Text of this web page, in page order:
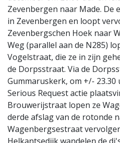
Zevenbergen naar Made.
in Zevenbergen en loopt
Zevenbergschen Hoek naar
Weg (parallel aan de N285)
Vogelstraat, die ze in zijn
de Dorpsstraat. Via de
Gummaruskerk, om +/-
Serious Request actie
Brouwerijstraat lopen ze
derde afslag van de rotonde
Wagenbergsestraat